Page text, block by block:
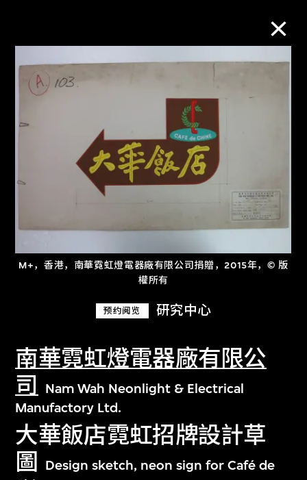
M+，香港，南華霓虹燈電器廠有限公司捐贈，2015年，© 版
權所有
预约阅览 研究中心
南華霓虹燈電器廠有限公
司
Nam Wah Neonlight & Electrical
Manufactory Ltd.
大華飯店霓虹招牌設計草
圖
Design sketch, neon sign for Café de
M+藏品
探索世界顶级的二十及二十一世纪视觉